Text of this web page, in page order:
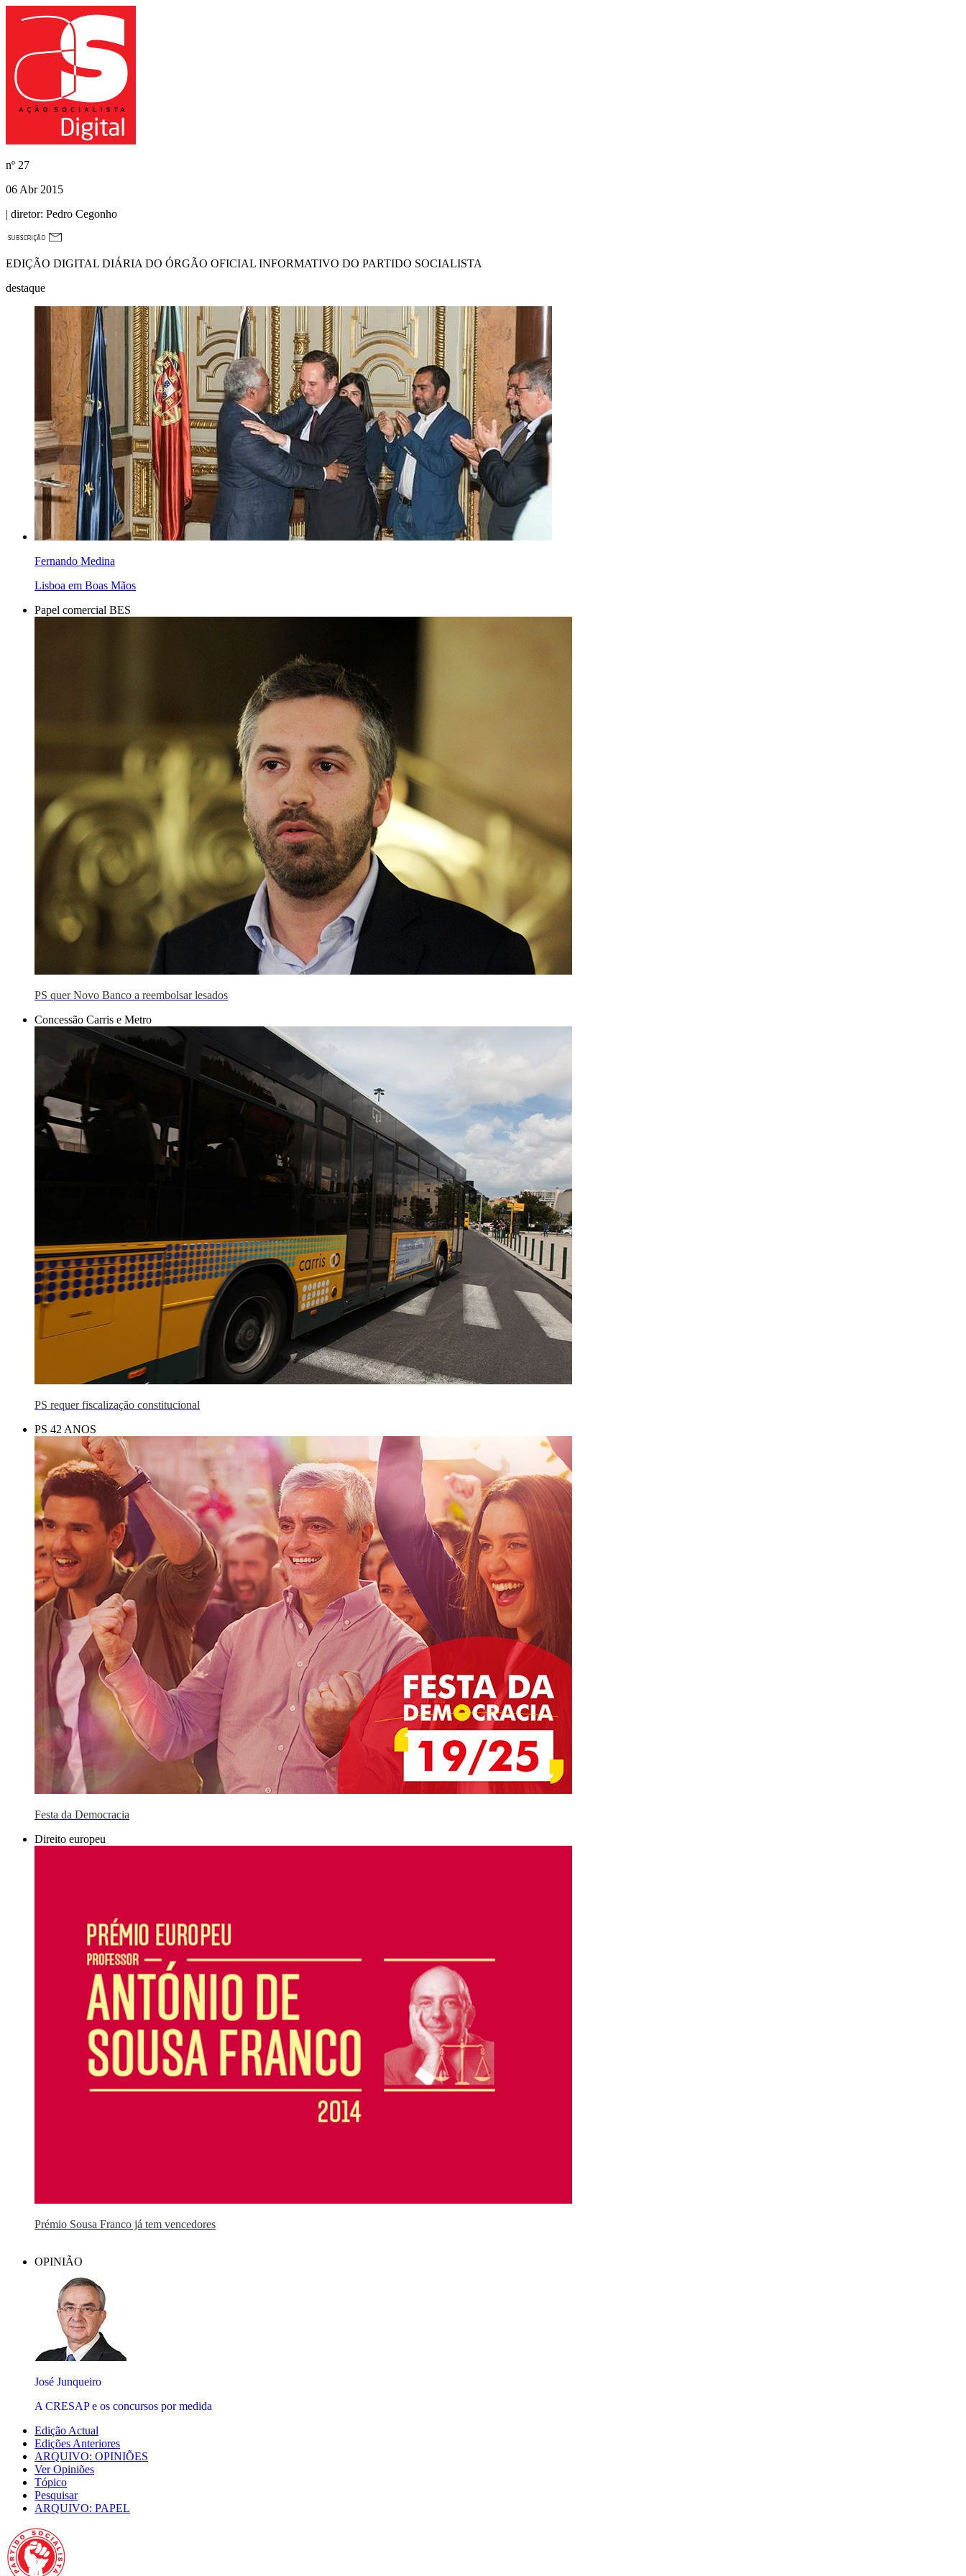
nº 27
06 Abr 2015
| diretor: Pedro Cegonho
EDIÇÃO DIGITAL DIÁRIA DO ÓRGÃO OFICIAL INFORMATIVO DO PARTIDO SOCIALISTA
destaque
Fernando Medina
Lisboa em Boas Mãos
Papel comercial BES
PS quer Novo Banco a reembolsar lesados
Concessão Carris e Metro
PS requer fiscalização constitucional
PS 42 ANOS
Festa da Democracia
Direito europeu
Prémio Sousa Franco já tem vencedores
OPINIÃO
José Junqueiro
A CRESAP e os concursos por medida
Edição Actual
Edições Anteriores
ARQUIVO: OPINIÕES
Ver Opiniões
Tópico
Pesquisar
ARQUIVO: PAPEL